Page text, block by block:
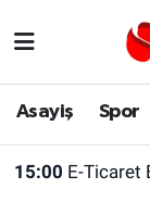
Asayiş Spor
15:00 E-Ticaret
Asayiş
Yaşam
Eskişehir